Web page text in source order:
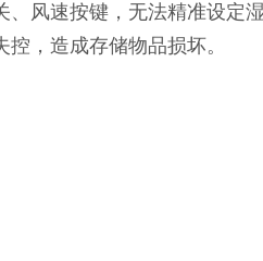
风速按键，无法精准设定
，造成存储物品损坏。